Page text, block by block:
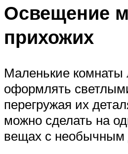
Освещение
прихожих
Маленькие
оформлять
перегружая их
можно сделать на
вещах с необычным